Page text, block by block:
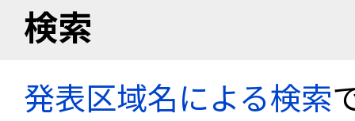
検索
発表区域名による検索